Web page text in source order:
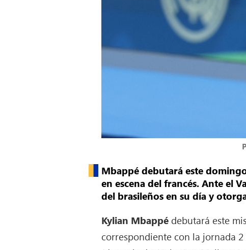
Mbappé debutará este
en escena del francés. Ante el
del brasileños en su día y
Kylian Mbappé debutará este
correspondiente con la jornada